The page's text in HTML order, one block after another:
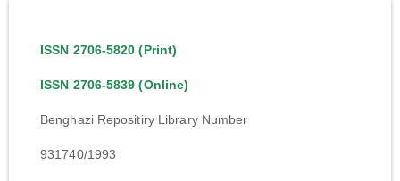
ISSN 2706-5820 (Print)
ISSN 2706-5839 (Online)
Benghazi Repositiry Library Number
931740/1993